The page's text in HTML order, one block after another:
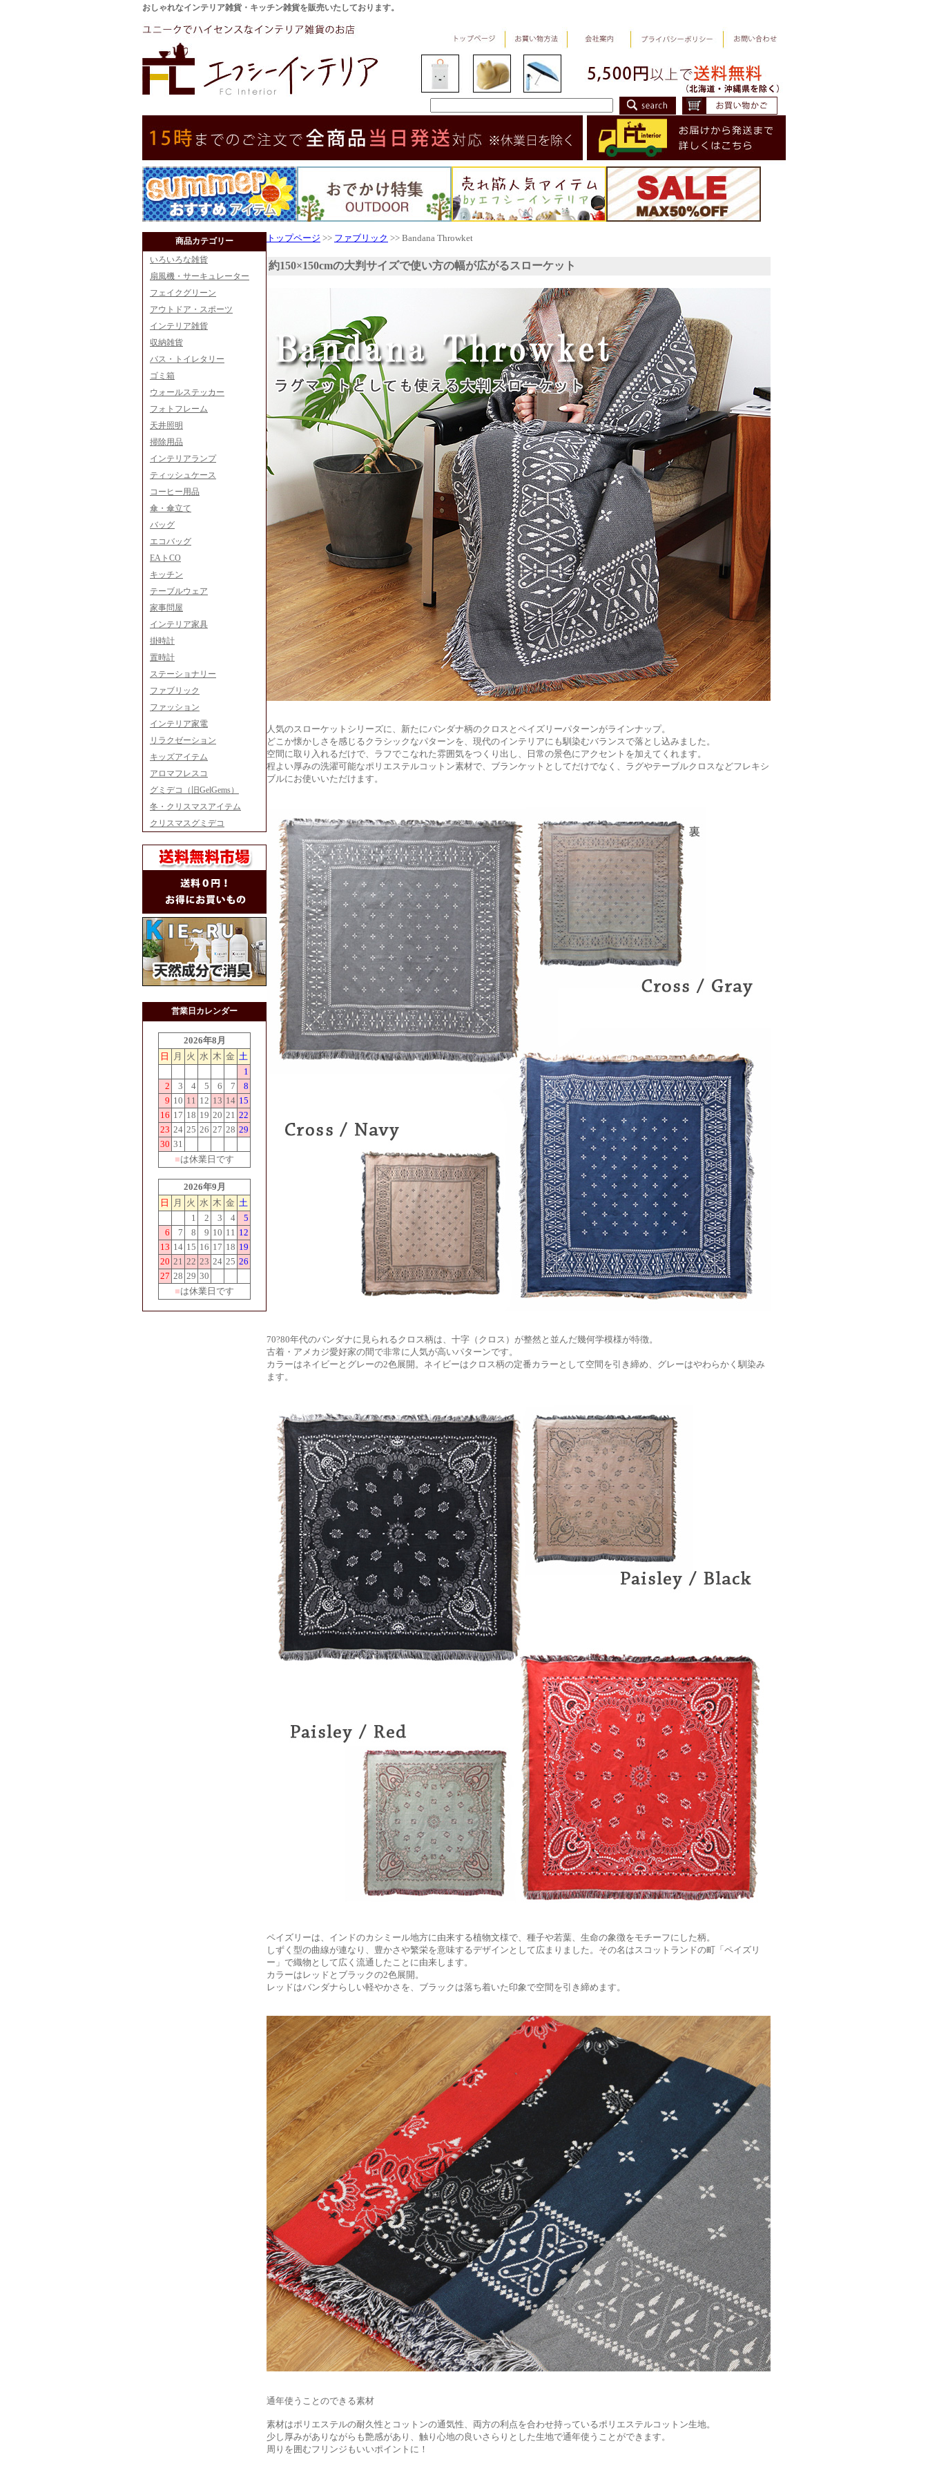
おしゃれなインテリア雑貨・キッチン雑貨を販売いたしております。
商品カテゴリー
いろいろな雑貨
扇風機・サーキュレーター
フェイクグリーン
アウトドア・スポーツ
インテリア雑貨
収納雑貨
バス・トイレタリー
ゴミ箱
ウォールステッカー
フォトフレーム
天井照明
掃除用品
インテリアランプ
ティッシュケース
コーヒー用品
傘・傘立て
バッグ
エコバッグ
EAトCO
キッチン
テーブルウェア
家事問屋
インテリア家具
掛時計
置時計
ステーショナリー
ファブリック
ファッション
インテリア家電
リラクゼーション
キッズアイテム
アロマフレスコ
グミデコ（旧GelGems）
冬・クリスマスアイテム
クリスマスグミデコ
営業日カレンダー
2026年8月
日
月 火 水 木 金 土
1
2
3 4 5 6 7
8
9 10 11 12 13 14 15
16 17 18 19 20 21 22
23 24 25 26 27 28 29
30 31
■は休業日です
2026年9月
日
月 火 水 木 金 土
1
2 3 4
5
6
7 8 9 10 11 12
13 14 15 16 17 18 19
20 21 22 23 24 25 26
27 28 29 30
■は休業日です
トップページ >> ファブリック >> Bandana Throwket
約150×150cmの大判サイズで使い方の幅が広がるスローケット
人気のスローケットシリーズに、新たにバンダナ柄のクロスとペイズリーパターンがラインナップ。
どこか懐かしさを感じるクラシックなパターンを、現代のインテリアにも馴染むバランスで落とし込みました。
空間に取り入れるだけで、ラフでこなれた雰囲気をつくり出し、日常の景色にアクセントを加えてくれます。
程よい厚みの洗濯可能なポリエステルコットン素材で、ブランケットとしてだけでなく、ラグやテーブルクロスなどフレキシ
ブルにお使いいただけます。
70?80年代のバンダナに見られるクロス柄は、十字（クロス）が整然と並んだ幾何学模様が特徴。
古着・アメカジ愛好家の間で非常に人気が高いパターンです。
カラーはネイビーとグレーの2色展開。ネイビーはクロス柄の定番カラーとして空間を引き締め、グレーはやわらかく馴染み
ます。
ペイズリーは、インドのカシミール地方に由来する植物文様で、種子や若葉、生命の象徴をモチーフにした柄。
しずく型の曲線が連なり、豊かさや繁栄を意味するデザインとして広まりました。その名はスコットランドの町「ペイズリ
ー」で織物として広く流通したことに由来します。
カラーはレッドとブラックの2色展開。
レッドはバンダナらしい軽やかさを、ブラックは落ち着いた印象で空間を引き締めます。
通年使うことのできる素材
素材はポリエステルの耐久性とコットンの通気性、両方の利点を合わせ持っているポリエステルコットン生地。
少し厚みがありながらも艶感があり、触り心地の良いさらりとした生地で通年使うことができます。
周りを囲むフリンジもいいポイントに！